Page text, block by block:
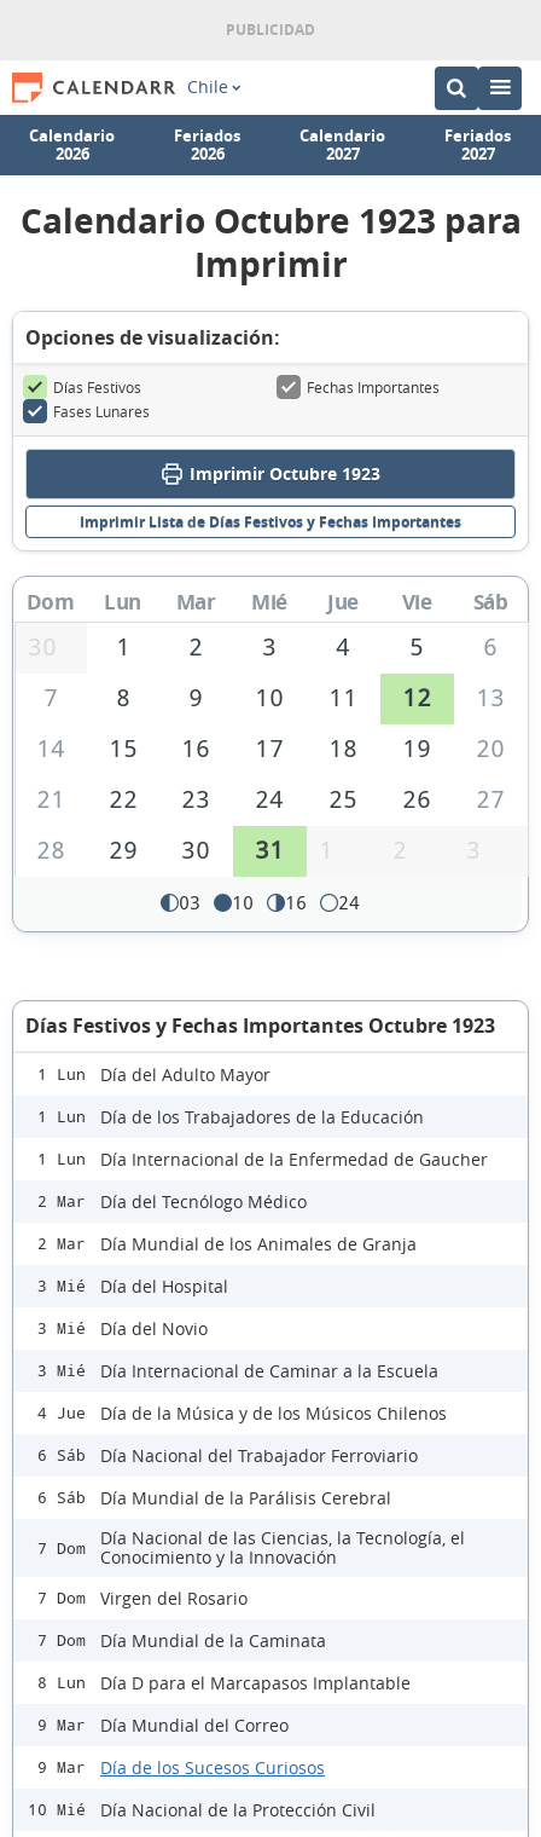
Chile
Calendario
2026
Feriados
2026
Calendario
2027
Feriados
2027
Calendario Octubre 1923 para
Imprimir
Opciones de visualización:
Días Festivos
Fechas Importantes
Fases Lunares
Imprimir Octubre 1923
Imprimir Lista de Días Festivos y Fechas Importantes
Dom Lun Mar Mié Jue Vie Sáb
30 1 2 3 4 5
6
7
8 9 10 11 12
13
14
15 16 17 18 19
20
21
22 23 24 25 26
27
28
29 30 31 1 2 3
03 10 16 24
Días Festivos y Fechas Importantes Octubre 1923
1 Lun Día del Adulto Mayor
1 Lun Día de los Trabajadores de la Educación
1 Lun Día Internacional de la Enfermedad de Gaucher
2 Mar Día del Tecnólogo Médico
2 Mar Día Mundial de los Animales de Granja
3 Mié Día del Hospital
3 Mié Día del Novio
3 Mié Día Internacional de Caminar a la Escuela
4 Jue Día de la Música y de los Músicos Chilenos
6 Sáb Día Nacional del Trabajador Ferroviario
6 Sáb Día Mundial de la Parálisis Cerebral
7 Dom
Día Nacional de las Ciencias, la Tecnología, el
Conocimiento y la Innovación
7 Dom Virgen del Rosario
7 Dom Día Mundial de la Caminata
8 Lun Día D para el Marcapasos Implantable
9 Mar Día Mundial del Correo
9 Mar Día de los Sucesos Curiosos
10 Mié Día Nacional de la Protección Civil